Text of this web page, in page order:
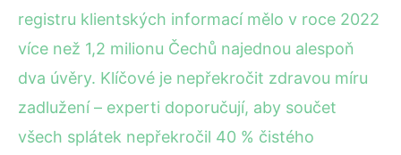
registru klientských informací mělo v roce 2022
více než 1,2 milionu Čechů najednou alespoň
dva úvěry. Klíčové je nepřekročit zdravou míru
zadlužení – experti doporučují, aby součet
všech splátek nepřekročil 40 % čistého